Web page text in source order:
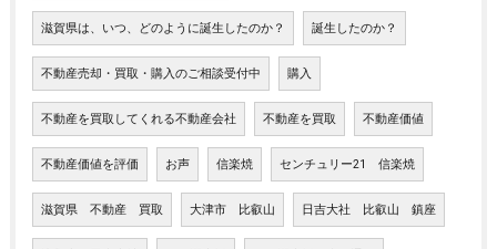
滋賀県は、いつ、どのように誕生したのか？ 誕生したのか？
不動産売却・買取・購入のご相談受付中 購入
不動産を買取してくれる不動産会社 不動産を買取 不動産価値
不動産価値を評価 お声 信楽焼 センチュリー21 信楽焼
滋賀県 不動産 買取 大津市 比叡山 日吉大社 比叡山 鎮座